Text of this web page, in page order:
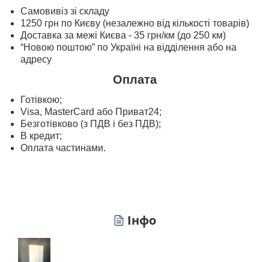
Самовивіз зі складу
1250 грн по Києву (незалежно від кількості товарів)
Доставка за межі Києва - 35 грн/км (до 250 км)
“Новою поштою” по Україні на відділення або на
адресу
Оплата
Готівкою;
Visa, MasterСard або Приват24;
Безготівково (з ПДВ і без ПДВ);
В кредит;
Оплата частинами.
Інфо